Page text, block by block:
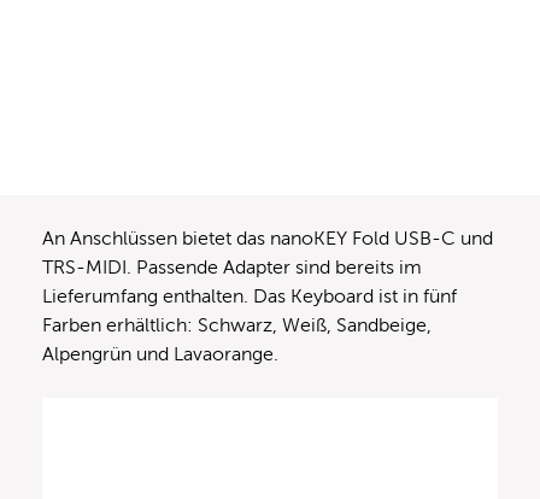
An Anschlüssen bietet das nanoKEY Fold USB-C und
TRS-MIDI. Passende Adapter sind bereits im
Lieferumfang enthalten. Das Keyboard ist in fünf
Farben erhältlich: Schwarz, Weiß, Sandbeige,
Alpengrün und Lavaorange.